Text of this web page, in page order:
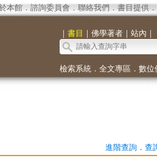
本館． 諮詢委員會． 聯絡我們 ． 書目提供．
｜ 書目 ｜ 佛學著者｜ 站內 ｜
檢索系統． 全文專區 ． 數位
進階查詢． 查